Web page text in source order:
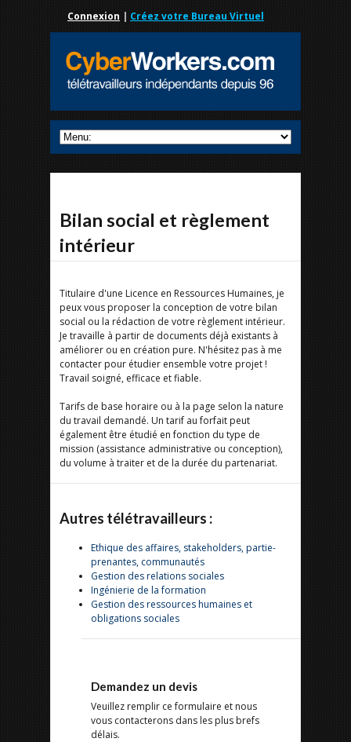
Connexion | Créez votre Bureau Virtuel
Bilan social et règlement
intérieur
Titulaire d'une Licence en Ressources Humaines, je
peux vous proposer la conception de votre bilan
social ou la rédaction de votre règlement intérieur.
Je travaille à partir de documents déjà existants à
améliorer ou en création pure. N'hésitez pas à me
contacter pour étudier ensemble votre projet !
Travail soigné, efficace et fiable.
Tarifs de base horaire ou à la page selon la nature
du travail demandé. Un tarif au forfait peut
également être étudié en fonction du type de
mission (assistance administrative ou conception),
du volume à traiter et de la durée du partenariat.
Autres télétravailleurs :
Ethique des affaires, stakeholders, partie-
prenantes, communautés
Gestion des relations sociales
Ingénierie de la formation
Gestion des ressources humaines et
obligations sociales
Demandez un devis
Veuillez remplir ce formulaire et nous
vous contacterons dans les plus brefs
délais.